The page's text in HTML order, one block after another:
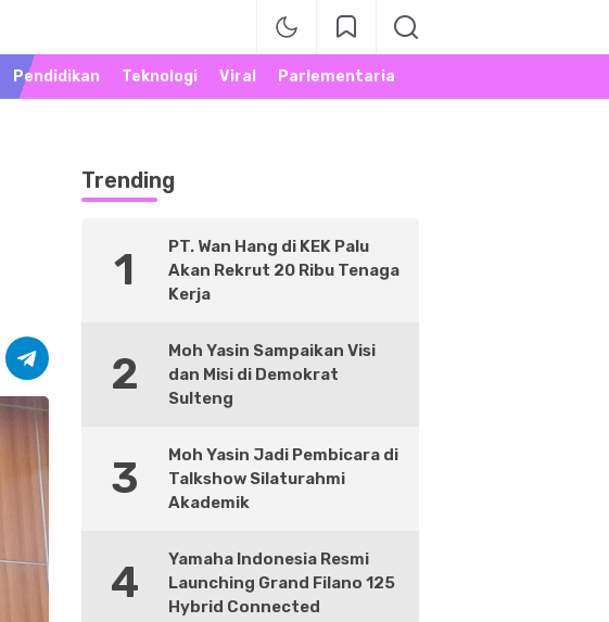
Pendidikan Teknologi Viral Parlementaria
Trending
1
PT. Wan Hang di KEK Palu
Akan Rekrut 20 Ribu Tenaga
Kerja
2
Moh Yasin Sampaikan Visi
dan Misi di Demokrat
Sulteng
3
Moh Yasin Jadi Pembicara di
Talkshow Silaturahmi
Akademik
4
Yamaha Indonesia Resmi
Launching Grand Filano 125
Hybrid Connected